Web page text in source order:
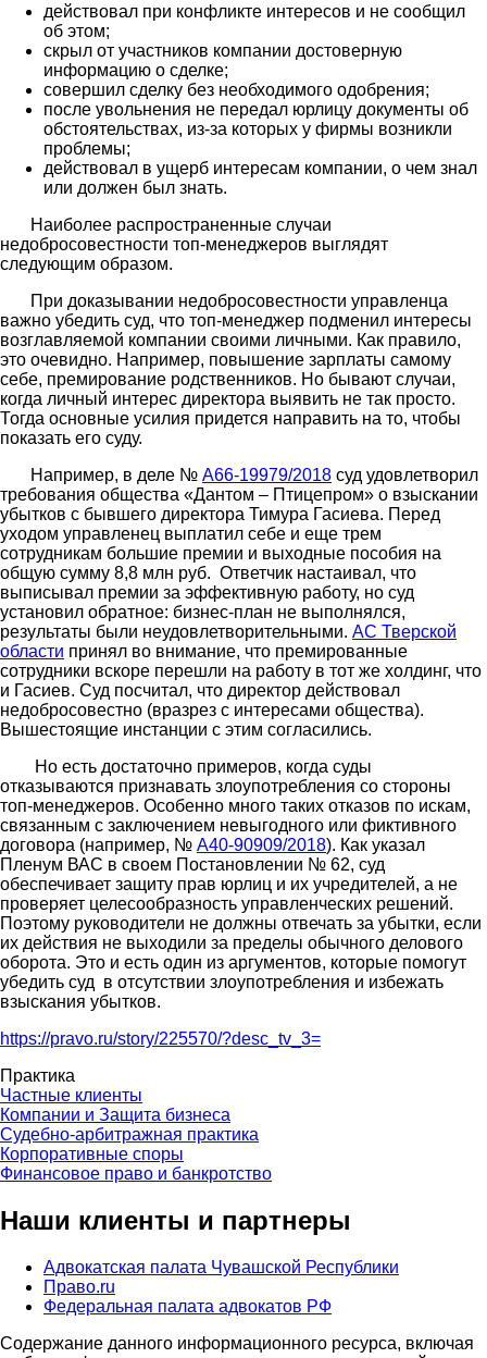
действовал при конфликте интересов и не сообщил
об этом;
скрыл от участников компании достоверную
информацию о сделке;
совершил сделку без необходимого одобрения;
после увольнения не передал юрлицу документы об
обстоятельствах, из-за которых у фирмы возникли
проблемы;
действовал в ущерб интересам компании, о чем знал
или должен был знать.
Наиболее распространенные случаи
недобросовестности топ-менеджеров выглядят
следующим образом.
При доказывании недобросовестности управленца
важно убедить суд, что топ-менеджер подменил интересы
возглавляемой компании своими личными. Как правило,
это очевидно. Например, повышение зарплаты самому
себе, премирование родственников. Но бывают случаи,
когда личный интерес директора выявить не так просто.
Тогда основные усилия придется направить на то, чтобы
показать его суду.
Например, в деле № А66-19979/2018 суд удовлетворил
требования общества «Дантом – Птицепром» о взыскании
убытков с бывшего директора Тимура Гасиева. Перед
уходом управленец выплатил себе и еще трем
сотрудникам большие премии и выходные пособия на
общую сумму 8,8 млн руб. Ответчик настаивал, что
выписывал премии за эффективную работу, но суд
установил обратное: бизнес-план не выполнялся,
результаты были неудовлетворительными. АС Тверской
области принял во внимание, что премированные
сотрудники вскоре перешли на работу в тот же холдинг, что
и Гасиев. Суд посчитал, что директор действовал
недобросовестно (вразрез с интересами общества).
Вышестоящие инстанции с этим согласились.
Но есть достаточно примеров, когда суды
отказываются признавать злоупотребления со стороны
топ-менеджеров. Особенно много таких отказов по искам,
связанным с заключением невыгодного или фиктивного
договора (например, № А40-90909/2018). Как указал
Пленум ВАС в своем Постановлении № 62, суд
обеспечивает защиту прав юрлиц и их учредителей, а не
проверяет целесообразность управленческих решений.
Поэтому руководители не должны отвечать за убытки, если
их действия не выходили за пределы обычного делового
оборота. Это и есть один из аргументов, которые помогут
убедить суд в отсутствии злоупотребления и избежать
взыскания убытков.
https://pravo.ru/story/225570/?desc_tv_3=
Практика
Частные клиенты
Компании и Защита бизнеса
Судебно-арбитражная практика
Корпоративные споры
Финансовое право и банкротство
Наши клиенты и партнеры
Партнеры
Адвокатская палата Чувашской Республики
Право.ru
Федеральная палата адвокатов РФ
Содержание данного информационного ресурса, включая